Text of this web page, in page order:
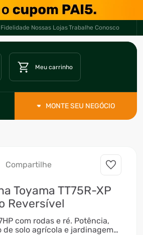
Nossas LojasTrabalhe Conosco
MONTE SEU NEGÓCIO
Compartilhe
Toyama TT75R-XP
Reversível
com rodas e ré. Potência,
solo agrícola e jardinagem